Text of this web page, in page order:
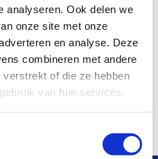
analyseren. Ook delen we
onze site met onze
en analyse. Deze
combineren met andere
of die ze hebben
van hun services.
?